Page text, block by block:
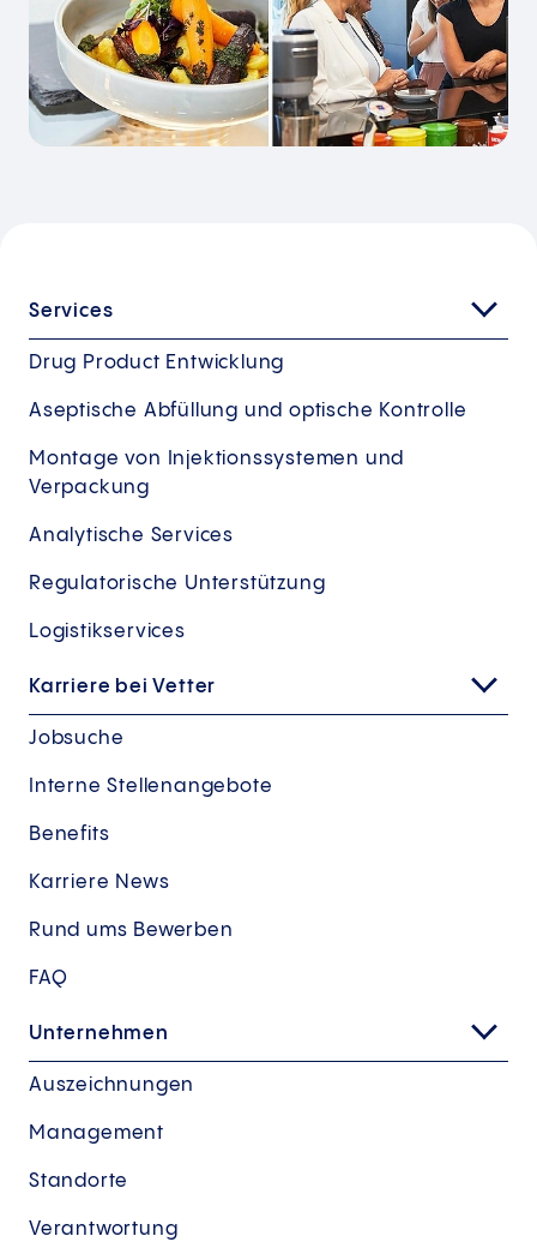
Services
Drug Product Entwicklung
Aseptische Abfüllung und optische Kontrolle
Montage von Injektionssystemen und
Verpackung
Analytische Services
Regulatorische Unterstützung
Logistikservices
Karriere bei Vetter
Jobsuche
Interne Stellenangebote
Benefits
Karriere News
Rund ums Bewerben
FAQ
Unternehmen
Auszeichnungen
Management
Standorte
Verantwortung